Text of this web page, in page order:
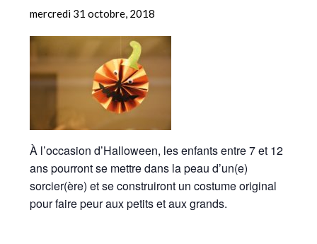
mercredi 31 octobre, 2018
À l’occasion d’Halloween, les enfants entre 7 et 12
ans pourront se mettre dans la peau d’un(e)
sorcier(ère) et se construiront un costume original
pour faire peur aux petits et aux grands.